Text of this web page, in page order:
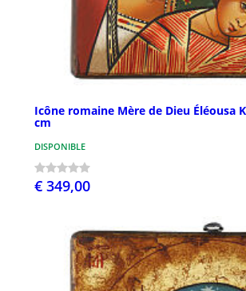
Icône romaine Mère de Dieu Éléousa
cm
DISPONIBLE
€ 349,00